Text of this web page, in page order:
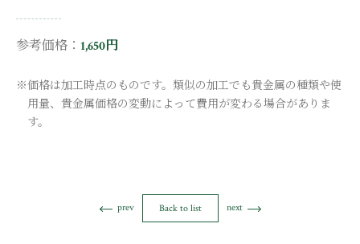
参考価格： 1,650円
※価格は加工時点のものです。類似の加工でも貴金属の種類や使
用量、貴金属価格の変動によって費用が変わる場合がありま
す。
prev Back to list next